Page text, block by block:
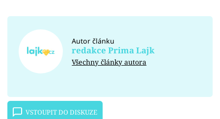
Autor článku
redakce Prima Lajk
Všechny články autora
VSTOUPIT DO DISKUZE